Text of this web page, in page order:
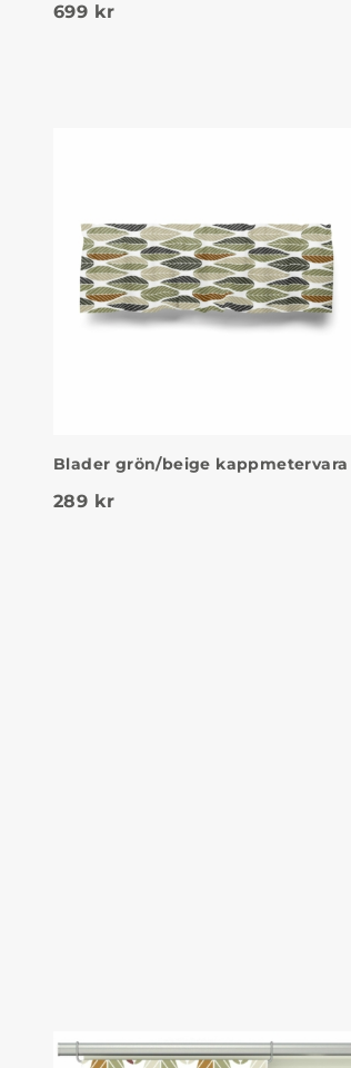
699 kr
Blader grön/beige kappmetervara
289 kr